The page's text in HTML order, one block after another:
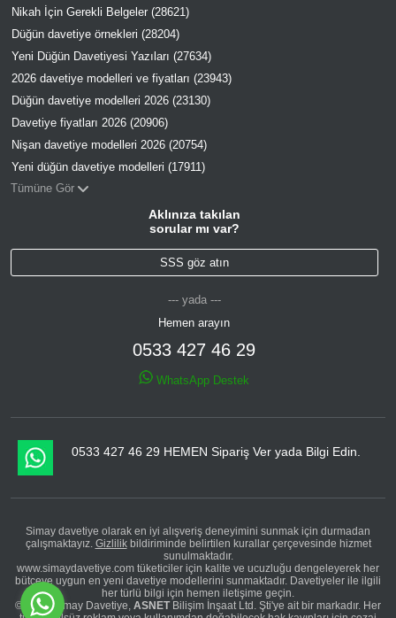
Nikah İçin Gerekli Belgeler (28621)
Düğün davetiye örnekleri (28204)
Yeni Düğün Davetiyesi Yazıları (27634)
2026 davetiye modelleri ve fiyatları (23943)
Düğün davetiye modelleri 2026 (23130)
Davetiye fiyatları 2026 (20906)
Nişan davetiye modelleri 2026 (20754)
Yeni düğün davetiye modelleri (17911)
Tümüne Gör
Aklınıza takılan
sorular mı var?
SSS göz atın
--- yada ---
Hemen arayın
0533 427 46 29
WhatsApp Destek
0533 427 46 29 HEMEN Sipariş Ver yada Bilgi Edin.
Simay davetiye olarak en iyi alışveriş deneyimini sunmak için durmadan
çalışmaktayız. Gizlilikbildiriminde belirtilen kurallar çerçevesinde hizmet
sunulmaktadır.
www.simaydavetiye.com tüketiciler için kalite ve ucuzluğu dengeleyerek her
bütçeye uygun en yeni davetiye modellerini sunmaktadır. Davetiyeler ile ilgili
her türlü bilgi için hemen iletişime geçin.
© 2026 Simay Davetiye, ASNETBilişim İnşaat Ltd. Şti'ye ait bir markadır. Her